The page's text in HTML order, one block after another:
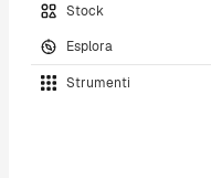
Stock
Esplora
Strumenti